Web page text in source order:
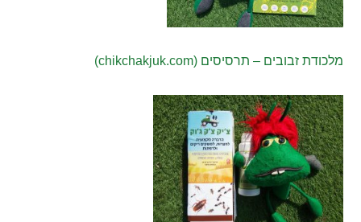
מלכודת זבובים – תרסיסים (chikchakjuk.com)